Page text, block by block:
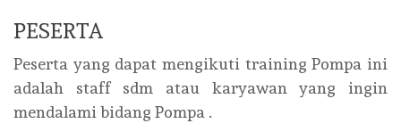
PESERTA
Peserta yang dapat mengikuti training Pompa ini
adalah staff sdm atau karyawan yang ingin
mendalami bidang Pompa .